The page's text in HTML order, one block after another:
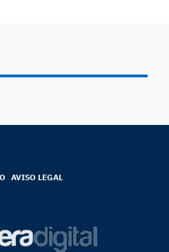
AVISO LEGAL